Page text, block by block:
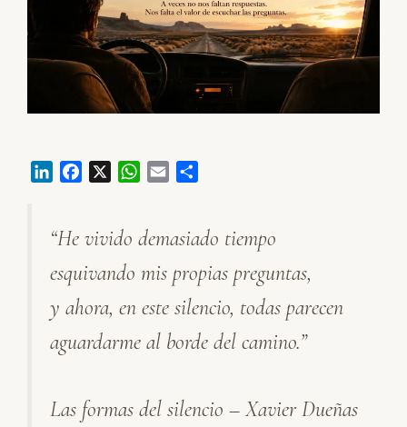
k
d
I
n
e
o
o
W
t
A
p
i
p
r
t
r
“He vivido demasiado tiempo
esquivando mis propias preguntas,
y ahora, en este silencio, todas parecen
aguardarme al borde del camino.”
Las formas del silencio – Xavier Dueñas